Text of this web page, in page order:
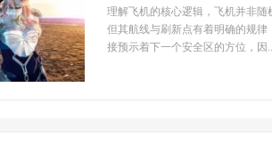
理解飞机的核心逻辑，飞机并非
但其航线与刷新点有着明确的规
接预示着下一个安全区的方位，因